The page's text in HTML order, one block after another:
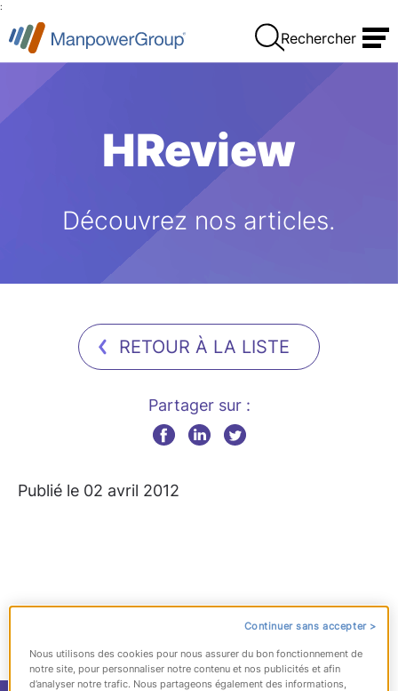
:
Rechercher
HReview
Découvrez nos articles.
RETOUR À LA LISTE
Partager sur :
Publié le 02 avril 2012
Continuer sans accepter >
Nous utilisons des cookies pour nous assurer du bon fonctionnement de
notre site, pour personnaliser notre contenu et nos publicités et afin
d’analyser notre trafic. Nous partageons également des informations,